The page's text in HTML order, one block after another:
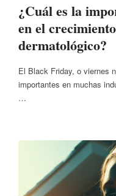
¿Cuál es la
en el
dermatológico?
El Black Friday, o viernes
importantes en muchas
…